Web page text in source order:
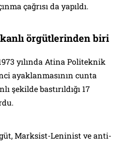
çağrısı da yapıldı.
kanlı örgütlerinden biri
yılında Atina Politeknik
ayaklanmasının cunta
şekilde bastırıldığı 17
Marksist-Leninist ve anti-